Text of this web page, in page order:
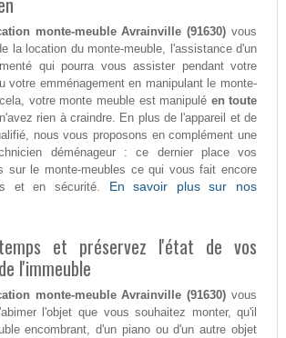
monte-meuble Avrainville (91630) vous
la location du monte-meuble, l'assistance d'un
qui pourra vous assister pendant votre
votre emménagement en manipulant le monte-
votre monte meuble est manipulé en toute
rien à craindre. En plus de l'appareil et de
nous vous proposons en complément une
déménageur : ce dernier place vos
sur le monte-meubles ce qui vous fait encore
et en sécurité. En savoir plus sur nos
et préservez l'état de vos
l'immeuble
monte-meuble Avrainville (91630) vous
l'objet que vous souhaitez monter, qu'il
encombrant, d'un piano ou d'un autre objet